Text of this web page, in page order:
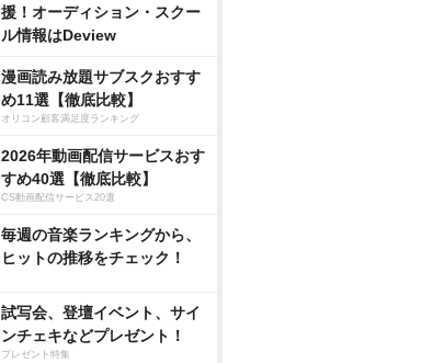
援！オーディション・スクー
ル情報はDeview
漫画読み放題サブスクおすす
め11選【徹底比較】
オリコン顧客満足度ランキング
2026年動画配信サービスおす
すめ40選【徹底比較】
CS動画配信サービス20選
毎週の音楽ランキングから、
ヒットの推移をチェック！
試写会、登壇イベント、サイ
ンチェキなどプレゼント！
プレゼント特集